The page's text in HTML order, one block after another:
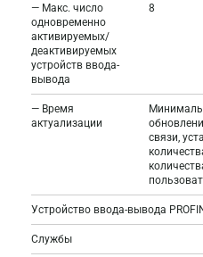
— Макс. число
одновременно
активируемых/
деактивируемых
устройств ввода-
вывода
8
— Время
актуализации
связи,
Устройство ввода-вывода
Службы